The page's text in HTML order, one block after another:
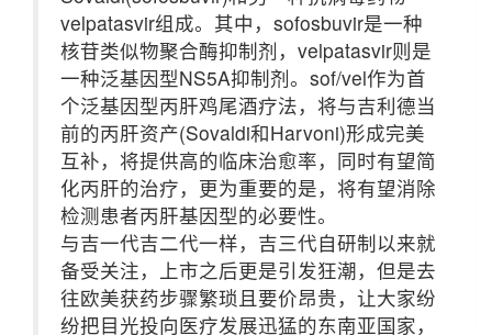
velpatasvir组成。其中，sofosbuvir是一种
核苷类似物聚合酶抑制剂，velpatasvir则是
一种泛基因型NS5A抑制剂。sof/vel作为首
个泛基因型丙肝鸡尾酒疗法，将与吉利德当
前的丙肝资产(Sovaldi和Harvoni)形成完美
互补，将提供高的临床治愈率，同时有望简
化丙肝的治疗，更为重要的是，将有望消除
检测患者丙肝基因型的必要性。
与吉一代吉二代一样，吉三代自研制以来就
备受关注，上市之后更是引发狂潮，但是去
往欧美获药步骤繁琐且要价昂贵，让大家纷
纷把目光投向医疗发展迅猛的东南亚国家，